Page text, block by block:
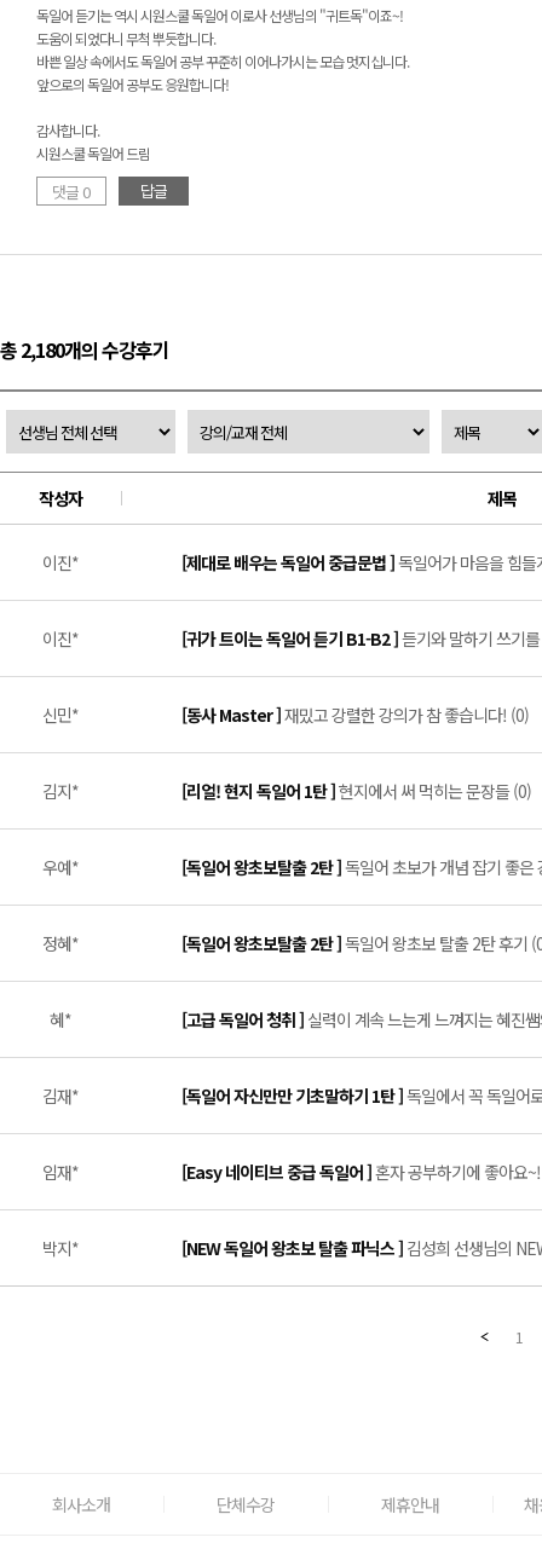
독일어 듣기는 역시 시원스쿨 독일어 이로사 선생님의 "귀트독"이죠~!
도움이 되었다니 무척 뿌듯합니다.
바쁜 일상 속에서도 독일어 공부 꾸준히 이어나가시는 모습 멋지십니다.
앞으로의 독일어 공부도 응원합니다!
감사합니다.
시원스쿨 독일어 드림
댓글 0 답글
총 2,180개의 수강후기
작성자 제목
이진* [제대로 배우는 독일어 중급문법 ]독일어가 마음을 힘
이진* [귀가 트이는 독일어 듣기 B1-B2 ]듣기와 말하기 쓰기
신민* [동사 Master ]재밌고 강렬한 강의가 참 좋습니다! (0)
김지* [리얼! 현지 독일어 1탄 ]현지에서 써 먹히는 문장들 (0)
우예* [독일어 왕초보탈출 2탄 ]독일어 초보가 개념 잡기 좋은
정혜* [독일어 왕초보탈출 2탄 ]독일어 왕초보 탈출 2탄 후기
혜* [고급 독일어 청취 ] 실력이 계속 느는게 느껴지는 혜진
김재* [독일어 자신만만 기초말하기 1탄 ]독일에서 꼭 독일어
임재* [Easy 네이티브 중급 독일어 ]혼자 공부하기에 좋아요
박지* [NEW 독일어 왕초보 탈출 파닉스 ] 김성희 선생님의
1
회사소개 단체수강 제휴안내